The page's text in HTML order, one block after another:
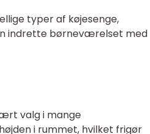
typer af køjesenge,
indrette børneværelset med
valg i mange
i rummet, hvilket frigør